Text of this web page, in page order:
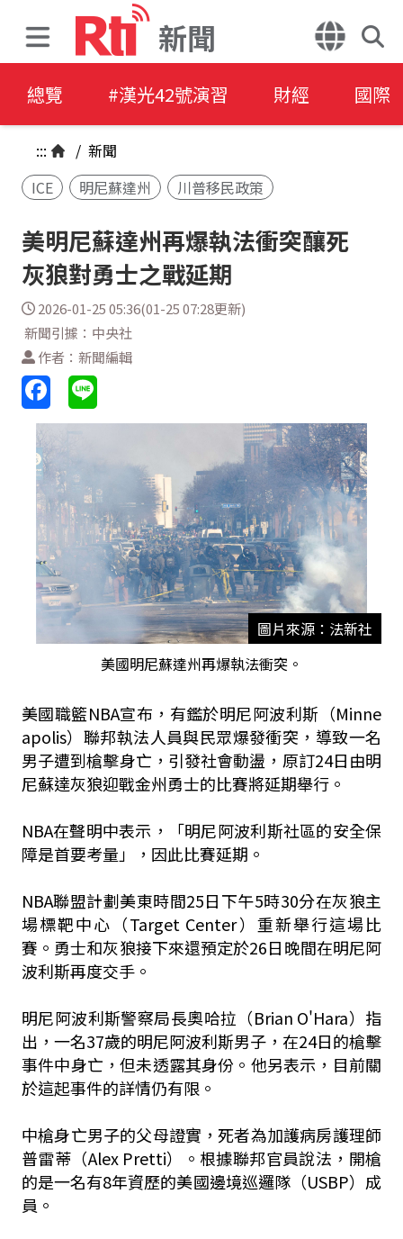
新聞
總覽 #漢光42號演習 財經 國際
::: / 新聞
ICE
明尼蘇達州 川普移民政策
美明尼蘇達州再爆執法衝突釀死
灰狼對勇士之戰延期
2026-01-25 05:36(01-25 07:28更新)
新聞引據：中央社
作者：新聞編輯
圖片來源：法新社
美國明尼蘇達州再爆執法衝突。
美國職籃NBA宣布，有鑑於明尼阿波利斯（Minne
apolis）聯邦執法人員與民眾爆發衝突，導致一名
男子遭到槍擊身亡，引發社會動盪，原訂24日由明
尼蘇達灰狼迎戰金州勇士的比賽將延期舉行。
NBA在聲明中表示，「明尼阿波利斯社區的安全保
障是首要考量」，因此比賽延期。
NBA聯盟計劃美東時間25日下午5時30分在灰狼主
場標靶中心（Target Center）重新舉行這場比
賽。勇士和灰狼接下來還預定於26日晚間在明尼阿
波利斯再度交手。
明尼阿波利斯警察局長奧哈拉（Brian O'Hara）指
出，一名37歲的明尼阿波利斯男子，在24日的槍擊
事件中身亡，但未透露其身份。他另表示，目前關
於這起事件的詳情仍有限。
中槍身亡男子的父母證實，死者為加護病房護理師
普雷蒂（Alex Pretti）。根據聯邦官員說法，開槍
的是一名有8年資歷的美國邊境巡邏隊（USBP）成
員。